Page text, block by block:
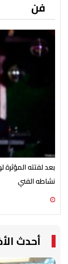
فن
بعد لفتته
نشاطه الفني
أحدث